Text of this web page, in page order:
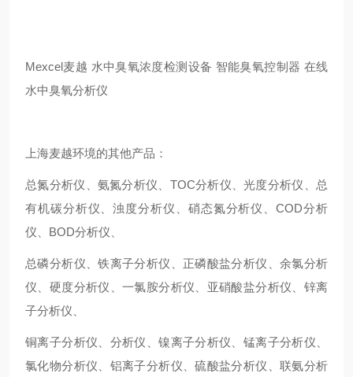
Mexcel麦越 水中臭氧浓度检测设备 智能臭氧控制器 在线
水中臭氧分析仪
上海麦越环境的其他产品：
总氮分析仪、氨氮分析仪、TOC分析仪、光度分析仪、总
有机碳分析仪、浊度分析仪、硝态氮分析仪、COD分析
仪、BOD分析仪、
总磷分析仪、铁离子分析仪、正磷酸盐分析仪、余氯分析
仪、硬度分析仪、一氯胺分析仪、亚硝酸盐分析仪、锌离
子分析仪、
铜离子分析仪、分析仪、镍离子分析仪、锰离子分析仪、
氯化物分析仪、铝离子分析仪、硫酸盐分析仪、联氨分析